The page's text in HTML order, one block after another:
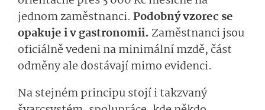
jednom zaměstnanci. Podobný vzorec se
opakuje i v gastronomii. Zaměstnanci jsou
oficiálně vedeni na minimální mzdě, část
odměny ale dostávají mimo evidenci.
Na stejném principu stojí i takzvaný